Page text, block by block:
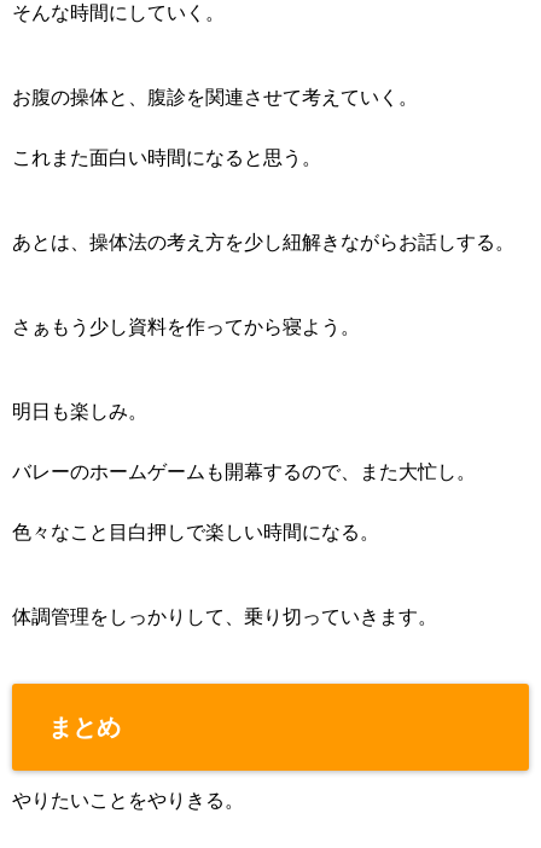
そんな時間にしていく。
お腹の操体と、腹診を関連させて考えていく。
これまた面白い時間になると思う。
あとは、操体法の考え方を少し紐解きながらお話しする。
さぁもう少し資料を作ってから寝よう。
明日も楽しみ。
バレーのホームゲームも開幕するので、また大忙し。
色々なこと目白押しで楽しい時間になる。
体調管理をしっかりして、乗り切っていきます。
まとめ
やりたいことをやりきる。